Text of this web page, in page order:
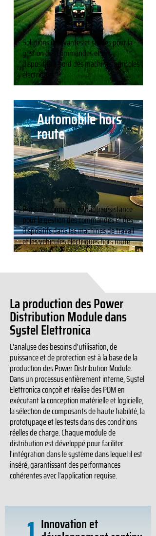
Solutions innovantes et solides pour la
gestion des commandes et des
dispositifs à bord des machines agricoles
électriques.
Automobile hors
route
Produits compacts et haute résistance
pour la gestion des commandes et des
dispositifs dans les machines de travail
et les véhicules électriques hors route.
La production des Power
Distribution Module dans
Systel Elettronica
L'analyse des besoins d'utilisation, de
puissance et de protection est à la base de la
production des Power Distribution Module.
Dans un processus entièrement interne, Systel
Elettronica conçoit et réalise des PDM en
exécutant la conception matérielle et logicielle,
la sélection de composants de haute fiabilité, la
prototypage et les tests dans des conditions
réelles de charge. Chaque module de
distribution est développé pour faciliter
l'intégration dans le système dans lequel il est
inséré, garantissant des performances
cohérentes avec l'application requise.
Innovation et